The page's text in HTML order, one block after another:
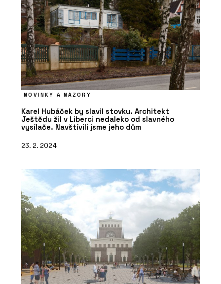
NOVINKY A NÁZORY
Karel Hubáček by slavil stovku. Architekt
Ještědu žil v Liberci nedaleko od slavného
vysílače. Navštívili jsme jeho dům
23. 2. 2024